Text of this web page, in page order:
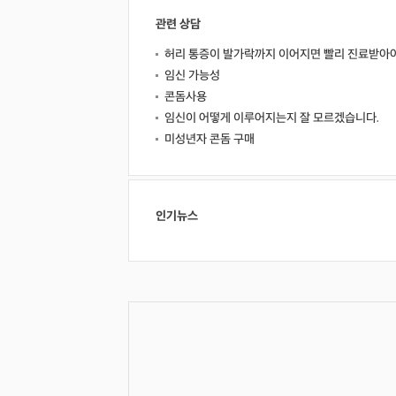
관련 상담
허리 통증이 발가락까지 이어지면 빨리 진료받아
임신 가능성
콘돔사용
임신이 어떻게 이루어지는지 잘 모르겠습니다.
미성년자 콘돔 구매
인기뉴스